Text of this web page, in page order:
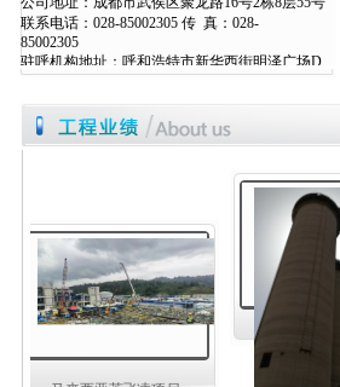
联系电话：028-85002305 传 真：028-
驻呼机构地址：呼和浩特市新华西街明泽广场D
联系电话：13666109153 传 真：0471-6231867
网 址：www.sclylw.com